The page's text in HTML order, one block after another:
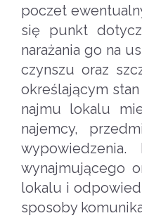
poczet
się punkt
narażania go na
czynszu oraz
określającym
najmu lokalu
najemcy,
wynajmującego
lokalu i
sposoby